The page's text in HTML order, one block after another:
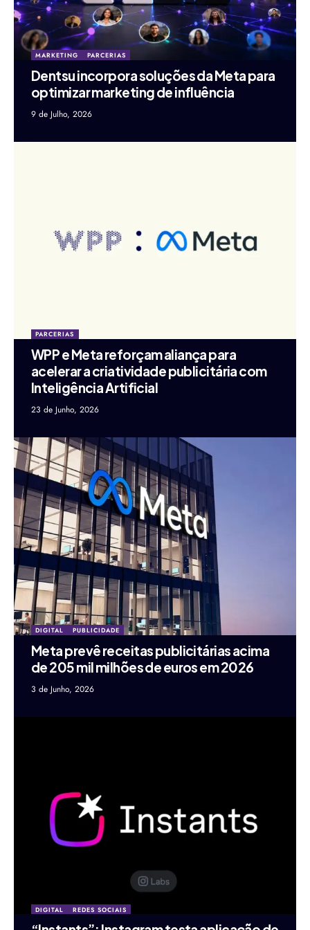
MARKETING PARCERIAS
Dentsu incorpora soluções da Meta para
optimizar marketing de influência
9 de Julho, 2026
PARCERIAS
WPP e Meta reforçam aliança para
acelerar a criatividade publicitária com
Inteligência Artificial
23 de Junho, 2026
DIGITAL PUBLICIDADE
Meta prevê receitas publicitárias acima
de 205 mil milhões de euros em 2026
3 de Junho, 2026
DIGITAL REDES SOCIAIS